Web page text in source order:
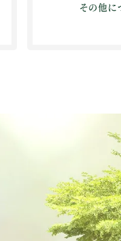
その他に